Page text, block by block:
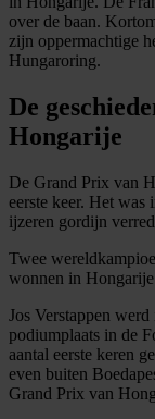
We gebruiken
personaliseren,
en om ons
informatie over
partners voor
partners kunnen
verzameld op
over de baan.
zijn oppermachtige
Hungaroring.
De
Hongarije
De Grand Prix van
eerste keer. Het was
ijzeren gordijn
Twee
wonnen in
Jos Verstappen
podiumplaats in de
aantal eerste keren
even buiten
Grand Prix van